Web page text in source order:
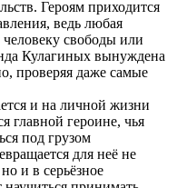
Героям приходится
ведь любая
свободы или
Кулагиных вынуждена
проверяя даже самые
и на личной жизни
главной героине, чья
под грузом
для неё не
и в серьёзное